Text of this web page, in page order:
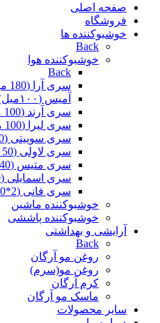
صفحه اصلی
فروشگاه
خوشبوکننده ها
Back
خوشبوکننده هوا
Back
سری آرا (180 میل)
آمیس (۱۰۰میل)
سری آرند (100 میل)
سری لیرا (100 میل)
سری سوییتی (90 میل)
سری لاولی (50 میل)
سری متیس (40 میل)
سری اسمایلی (20 میل)
سری فانی (2*20 میل)
خوشبوکننده ماشین
خوشبوکننده پاششی
آرایشی و بهداشتی
Back
روغن مو آرگان
روغن مو(سرم)
کرم آرگان
ماسک مو آرگان
سایر محصولات